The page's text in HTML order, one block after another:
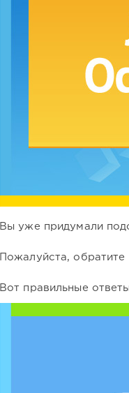
Вы уже придумали
Пожалуйста, обратите
Вот правильные